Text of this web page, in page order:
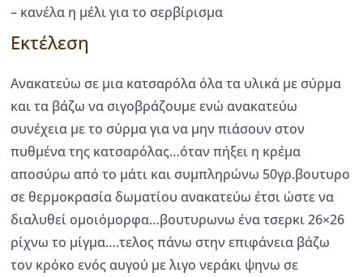
– κανέλα η μέλι για το σερβίρισμα
Εκτέλεση
Ανακατεύω σε μια κατσαρόλα όλα τα υλικά με σύρμα
και τα βάζω να σιγοβράζουμε ενώ ανακατεύω
συνέχεια με το σύρμα για να μην πιάσουν στον
πυθμένα της κατσαρόλας…όταν πήξει η κρέμα
αποσύρω από το μάτι και συμπληρώνω 50γρ.βουτυρο
σε θερμοκρασία δωματίου ανακατεύω έτσι ώστε να
διαλυθεί ομοιόμορφα…βουτυρωνω ένα τσερκι 26×26
ρίχνω το μίγμα….τελος πάνω στην επιφάνεια βάζω
τον κρόκο ενός αυγού με λιγο νεράκι ψηνω σε